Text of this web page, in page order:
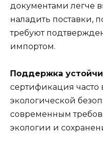
документами легче
наладить поставки,
требуют
импортом.
Поддержка
сертификация часто
экологической
современным
экологии и